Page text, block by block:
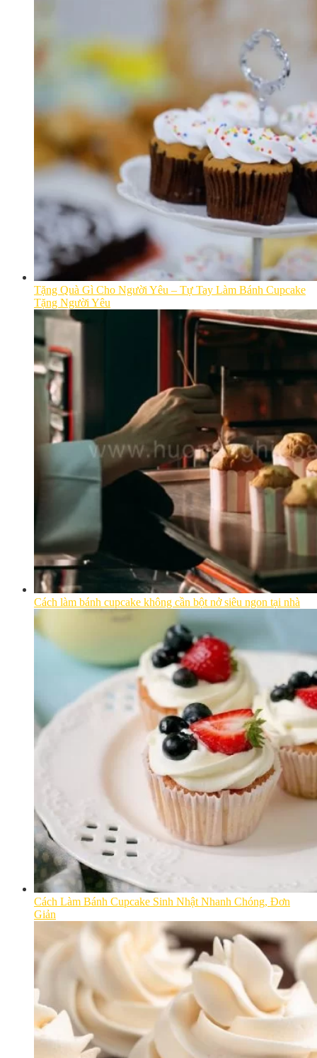
Tặng Quà Gì Cho Người Yêu – Tự Tay Làm Bánh Cupcake
Tặng Người Yêu
Cách làm bánh cupcake không cần bột nở siêu ngon tại nhà
Cách Làm Bánh Cupcake Sinh Nhật Nhanh Chóng, Đơn
Giản